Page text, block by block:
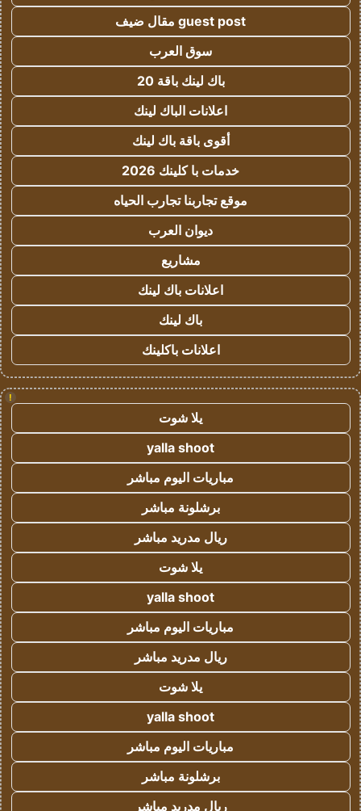
guest post مقال ضيف
سوق العرب
باك لينك باقة 20
اعلانات الباك لينك
أقوى باقة باك لينك
خدمات با كلينك 2026
موقع تجاربنا تجارب الحياه
ديوان العرب
مشاريع
اعلانات باك لينك
باك لينك
اعلانات باكلينك
!
يلا شوت
yalla shoot
مباريات اليوم مباشر
برشلونة مباشر
ريال مدريد مباشر
يلا شوت
yalla shoot
مباريات اليوم مباشر
ريال مدريد مباشر
يلا شوت
yalla shoot
مباريات اليوم مباشر
برشلونة مباشر
ريال مدريد مباشر